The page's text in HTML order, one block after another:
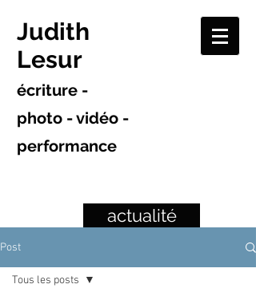
Judith
Lesur
écriture -
photo - vidéo -
performance
actualité
Post
Tous les posts